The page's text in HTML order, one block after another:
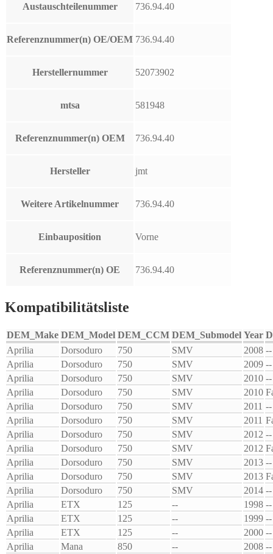
Austauschteilenummer 736.94.40
Referenznummer(n) OE/OEM 736.94.40
Herstellernummer 52073902
mtsa 581948
Referenznummer(n) OEM 736.94.40
Hersteller jmt
Weitere Artikelnummer 736.94.40
Einbauposition Vorne
Referenznummer(n) OE 736.94.40
Kompatibilitätsliste
DEM_Make DEM_Model DEM_CCM DEM_Submodel Year
Aprilia
Dorsoduro 750 SMV 2008 --
Aprilia
Dorsoduro 750 SMV 2009 --
Aprilia
Dorsoduro 750 SMV 2010 --
Aprilia
Dorsoduro 750 SMV 2010
Aprilia
Dorsoduro 750 SMV 2011 --
Aprilia
Dorsoduro 750 SMV 2011
Aprilia
Dorsoduro 750 SMV 2012 --
Aprilia
Dorsoduro 750 SMV 2012
Aprilia
Dorsoduro 750 SMV 2013 --
Aprilia
Dorsoduro 750 SMV 2013
Aprilia
Dorsoduro 750 SMV 2014 --
Aprilia
ETX 125 -- 1998 --
Aprilia
ETX 125 -- 1999 --
Aprilia
ETX 125 -- 2000 --
Aprilia
Mana 850 -- 2008 --